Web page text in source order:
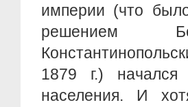
империи (что
решением
1879 г.) начался
населения. И